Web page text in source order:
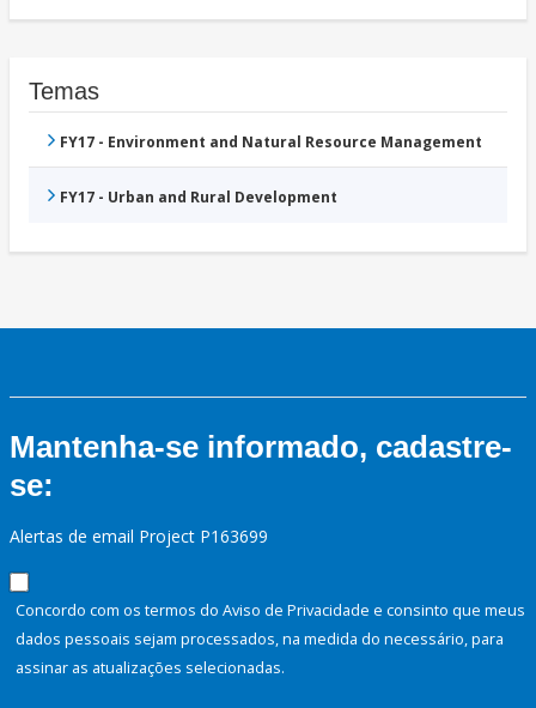
Temas
FY17 - Environment and Natural Resource Management
FY17 - Urban and Rural Development
Mantenha-se informado, cadastre-
se:
Alertas de email Project P163699
Concordo com os termos do Aviso de Privacidade e consinto que meus
dados pessoais sejam processados, na medida do necessário, para
assinar as atualizações selecionadas.